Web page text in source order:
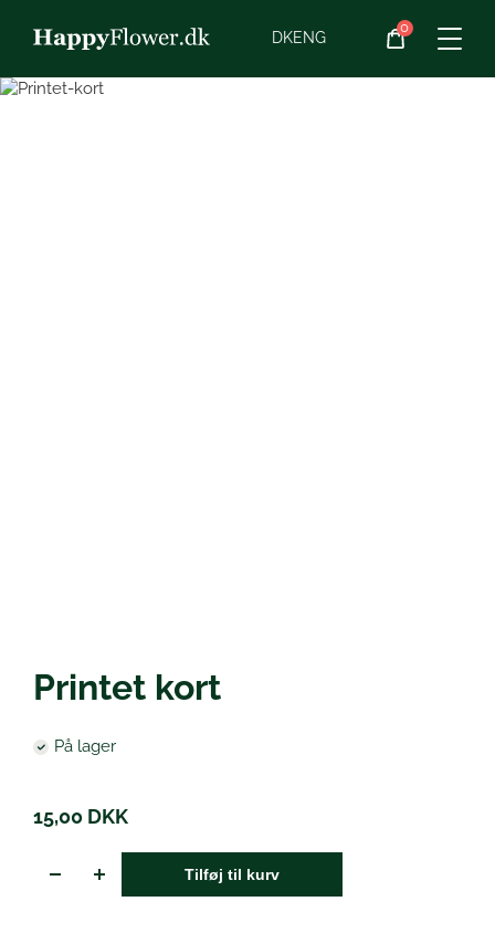
Blomster
DKENG
0
Printet kort
På lager
15,00 DKK
Tilføj til kurv